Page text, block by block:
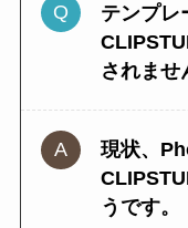
テンプレ
されませ
現状、
うです。